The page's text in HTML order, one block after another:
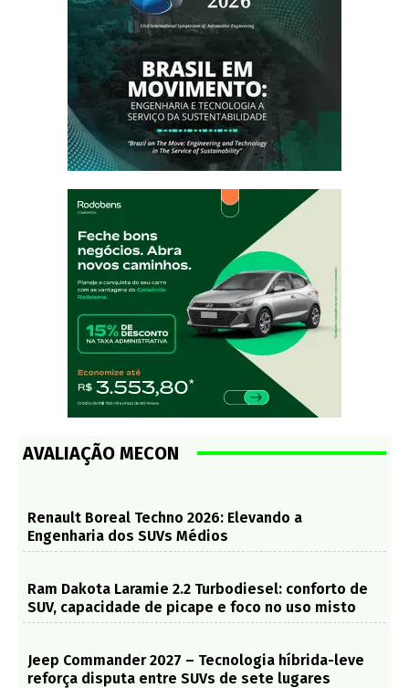
AVALIAÇÃO MECON
Renault Boreal Techno 2026: Elevando a
Engenharia dos SUVs Médios
Ram Dakota Laramie 2.2 Turbodiesel: conforto de
SUV, capacidade de picape e foco no uso misto
Jeep Commander 2027 – Tecnologia híbrida-leve
reforça disputa entre SUVs de sete lugares